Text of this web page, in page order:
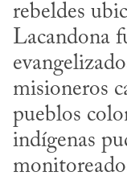
rebeldes
Lacandona
misioneros
pueblos
indígenas